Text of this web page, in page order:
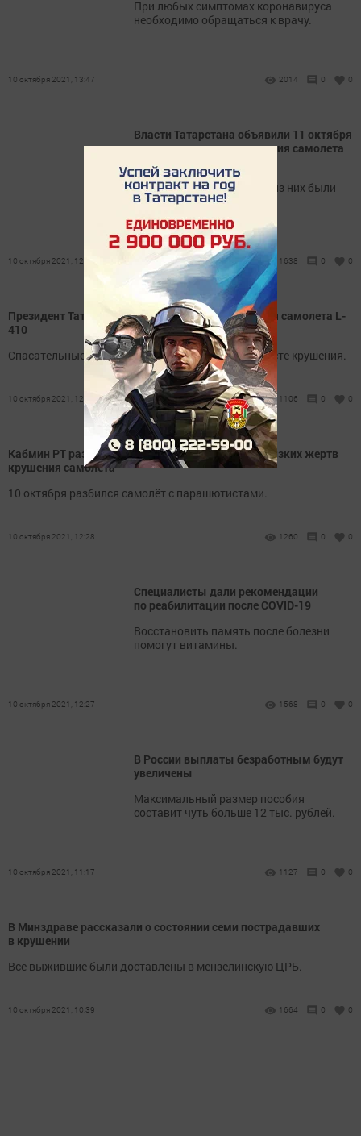
При любых симптомах коронавируса
необходимо обращаться к врачу.
10 октября 2021, 13:47 2014 0 0
Власти Татарстана объявили 11 октября
днем траура после крушения самолета
Погибли 16 человек, двое из них были
пилотами.
10 октября 2021, 12:49 1638 0 0
Президент Татарстана прибыл на место крушения самолета L-
410
Спасательные службы продолжают работу на месте крушения.
10 октября 2021, 12:37 1106 0 0
Кабмин РТ разработает меры поддержки для близких жертв
крушения самолета
10 октября разбился самолёт с парашютистами.
10 октября 2021, 12:28 1260 0 0
Специалисты дали рекомендации
по реабилитации после COVID-19
Восстановить память после болезни
помогут витамины.
10 октября 2021, 12:27 1568 0 0
В России выплаты безработным будут
увеличены
Максимальный размер пособия
составит чуть больше 12 тыс. рублей.
10 октября 2021, 11:17 1127 0 0
В Минздраве рассказали о состоянии семи пострадавших
в крушении
Все выжившие были доставлены в мензелинскую ЦРБ.
10 октября 2021, 10:39 1664 0 0